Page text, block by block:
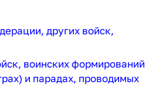
других войск,
воинских формирований
и парадах, проводимых